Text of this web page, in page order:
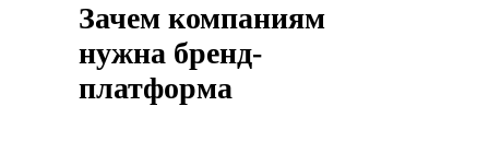
Зачем компаниям
нужна бренд-
платформа